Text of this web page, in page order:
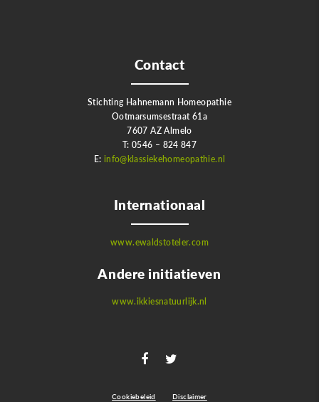
Contact
Stichting Hahnemann Homeopathie
Ootmarsumsestraat 61a
7607 AZ Almelo
T: 0546 – 824 847
E: info@klassiekehomeopathie.nl
Internationaal
www.ewaldstoteler.com
Andere initiatieven
www.ikkiesnatuurlijk.nl
Cookiebeleid Disclaimer